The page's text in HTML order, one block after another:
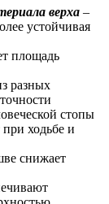
верха –
устойчивая
площадь
разных
стопы
ходьбе и
снижает